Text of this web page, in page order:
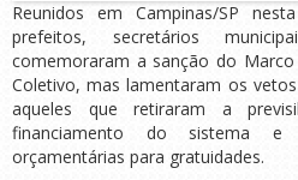
Reunidos em Campinas/SP
prefeitos, secretários
comemoraram a sanção do
Coletivo, mas lamentaram os
aqueles que retiraram a
financiamento do sistema e
orçamentárias para gratuidades.